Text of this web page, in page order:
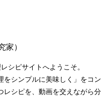
家）
シピサイトへようこそ。
をシンプルに美味しく」をコン
レシピを、動画を交えながら分